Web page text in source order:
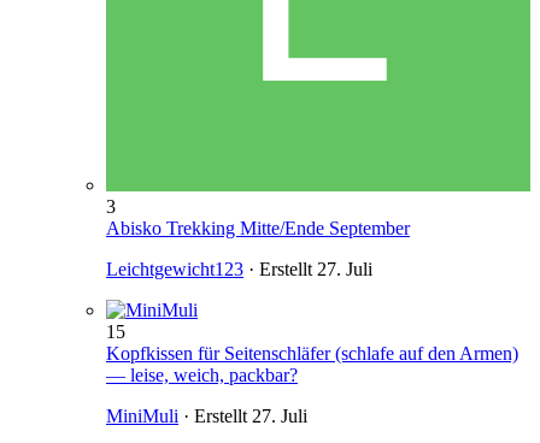
3
Abisko Trekking Mitte/Ende September
Leichtgewicht123 · Erstellt 27. Juli
15
Kopfkissen für Seitenschläfer (schlafe auf den Armen)
— leise, weich, packbar?
MiniMuli · Erstellt 27. Juli